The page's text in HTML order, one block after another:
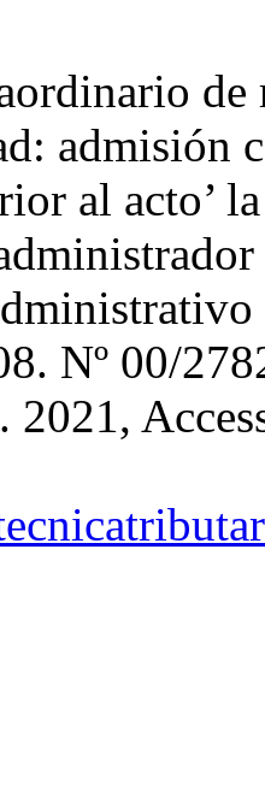
admisión
al acto’
Nº 00/
2021,